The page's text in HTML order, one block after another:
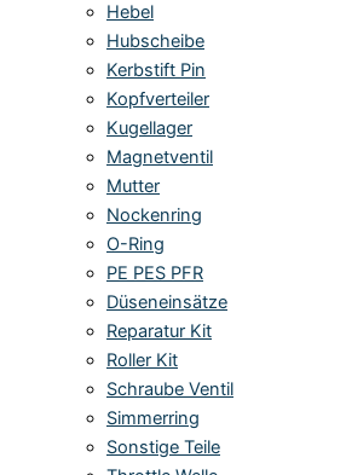
Hebel
Hubscheibe
Kerbstift Pin
Kopfverteiler
Kugellager
Magnetventil
Mutter
Nockenring
O-Ring
PE PES PFR
Düseneinsätze
Reparatur Kit
Roller Kit
Schraube Ventil
Simmerring
Sonstige Teile